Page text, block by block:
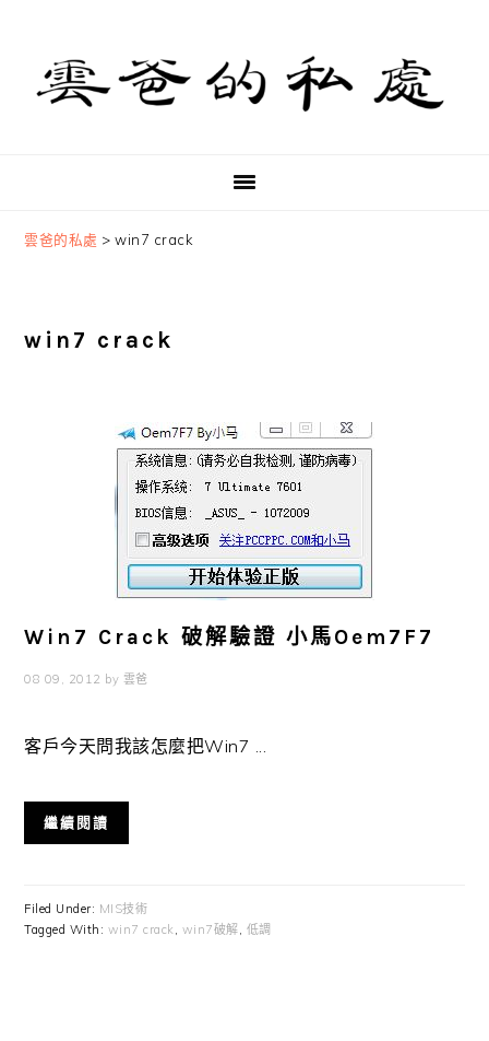
primary
navigation
content
primary
sidebar
雲爸的私處 >win7 crack
win7 crack
Win7 Crack 破解驗證 小馬Oem7F7
08 09, 2012 by 雲爸
客戶今天問我該怎麼把Win7 ...
繼續閱讀
Filed Under: MIS技術
Tagged With: win7 crack, win7破解, 低調